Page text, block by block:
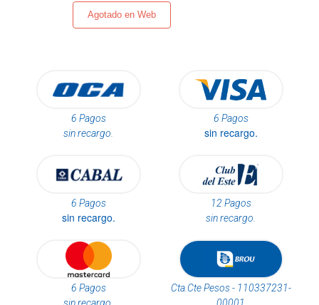
Agotado en Web
6 Pagos
sin recargo.
6 Pagos
sin recargo.
6 Pagos
sin recargo.
12 Pagos
sin recargo.
6 Pagos
Cta.Cte Pesos - 110337231-